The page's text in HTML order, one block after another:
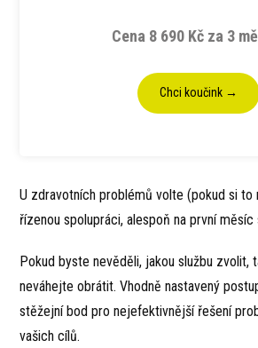
Cena 8 690 Kč za 3
Chci koučink →
U zdravotních problémů volte (pokud si
řízenou spolupráci, alespoň na první měsíc
Pokud byste nevěděli, jakou službu zvolit,
neváhejte obrátit. Vhodně nastavený
stěžejní bod pro nejefektivnější řešení
vašich cílů.